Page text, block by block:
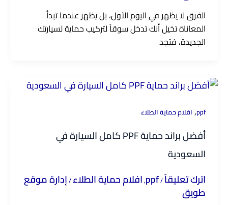
الفرق لا يظهر في اليوم الأول، بل يظهر عندما تبدأ
المعاناة تخيل أنك تدخل سوقاً لتركيب حماية لسيارتك
الجديدة، فتجد
ppf
, افلام حماية الطلاء
أفضل براند حماية PPF كامل السيارة في
السعودية
اترك تعليقاً/
ppf
,افلام حماية الطلاء/إدارة موقع
طويق